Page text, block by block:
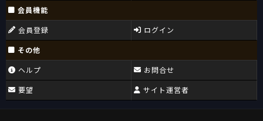
会員機能
会員登録
ログイン
その他
ヘルプ
要望
お問合せ
サイト運営者